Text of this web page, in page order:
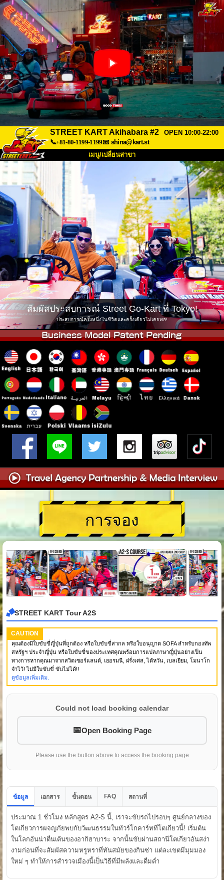
STREET KART Akihabara #2
OPEN 10:00-22:00
📞+81-80-1199-1199📧 shina@kart.st
เมนู/เปลี่ยนสาขา
เกี่ยวกับ ราคา
การเข้าถึง เสียงจากผู้ใช้ คำถามที่พบบ่อย
บริษัท การจอง
เปลี่ยนสาขา
Tokyo Shinagawa Tokyo Akihabara#1
Tokyo Akihabara#2 Tokyo Shibuya
Tokyo Shibuya Annex Tokyo Bay
Tokyo Asakusa Osaka
Okinawa
สัมผัสประสบการณ์ Street Go-Kart ที่ Tokyo!
ประสบการณ์ครั้งหนึ่งในชีวิตและครั้งเดียวไม่เคยพอ!
การจอง
STREET KART Tour A2S
CAUTION
คุณต้องมีใบขับขี่ญี่ปุ่นที่ถูกต้อง หรือใบขับขี่สากล หรือใบอนุญาต SOFA สำหรับกองทัพ
สหรัฐฯ ประจำญี่ปุ่น หรือใบขับขี่ของประเทศคุณพร้อมการแปลภาษาญี่ปุ่นอย่างเป็น
ทางการหากคุณมาจากสวิตเซอร์แลนด์, เยอรมนี, ฝรั่งเศส, ไต้หวัน, เบลเยียม, โมนาโก
จำไว้! ไม่มีใบขับขี่ ขับไม่ได้!!
ดูข้อมูลเพิ่มเติม.
Could not load booking calendar
Open Booking Page
Please use the button above to access the booking page
ข้อมูล เอกสาร ขั้นตอน FAQ สถานที่
ประมาณ 1 ชั่วโมง หลักสูตร A2-S นี้, เราจะขับรถไปรอบๆ ศูนย์กลางของ
โตเกียวการผจญภัยพบกับวัฒนธรรมในทัวร์โกคาร์ทที่โตเกียวนี้! เริ่มต้น
ในโลกอันน่าตื่นเต้นของอากิฮาบาระ จากนั้นขับผ่านสถานีโตเกียวอันสง่า
งามก่อนที่จะสัมผัสความหรูหราที่ทันสมัยของกินซ่า แต่ละเขตมีมุมมอง
ใหม่ ๆ ทำให้การสำรวจเมืองนี้เป็นวิธีที่มีพลังและดื่มด่ำ